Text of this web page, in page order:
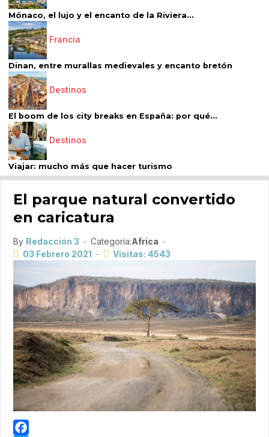
Mónaco, el lujo y el encanto de la Riviera...
Francia
Dinan, entre murallas medievales y encanto bretón
Destinos
El boom de los city breaks en España: por qué...
Destinos
Viajar: mucho más que hacer turismo
El parque natural convertido
en caricatura
By Redacción 3 Categoría:Africa
03 Febrero 2021
Visitas: 4543